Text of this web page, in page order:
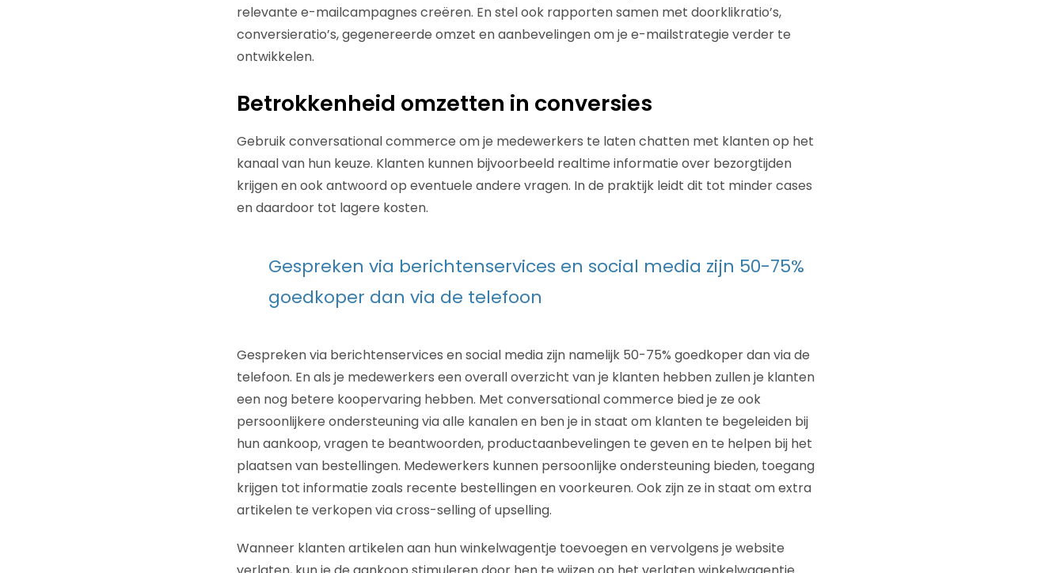
relevante e-mailcampagnes creëren. En stel ook rapporten samen met doorklikratio’s,
conversieratio’s, gegenereerde omzet en aanbevelingen om je e-mailstrategie verder te
ontwikkelen.
Betrokkenheid omzetten in conversies
Gebruik conversational commerce om je medewerkers te laten chatten met klanten op het
kanaal van hun keuze. Klanten kunnen bijvoorbeeld realtime informatie over bezorgtijden
krijgen en ook antwoord op eventuele andere vragen. In de praktijk leidt dit tot minder cases
en daardoor tot lagere kosten.
Gespreken via berichtenservices en social media zijn 50-75%
goedkoper dan via de telefoon
Gespreken via berichtenservices en social media zijn namelijk 50-75% goedkoper dan via de
telefoon. En als je medewerkers een overall overzicht van je klanten hebben zullen je klanten
een nog betere koopervaring hebben. Met conversational commerce bied je ze ook
persoonlijkere ondersteuning via alle kanalen en ben je in staat om klanten te begeleiden bij
hun aankoop, vragen te beantwoorden, productaanbevelingen te geven en te helpen bij het
plaatsen van bestellingen. Medewerkers kunnen persoonlijke ondersteuning bieden, toegang
krijgen tot informatie zoals recente bestellingen en voorkeuren. Ook zijn ze in staat om extra
artikelen te verkopen via cross-selling of upselling.
Wanneer klanten artikelen aan hun winkelwagentje toevoegen en vervolgens je website